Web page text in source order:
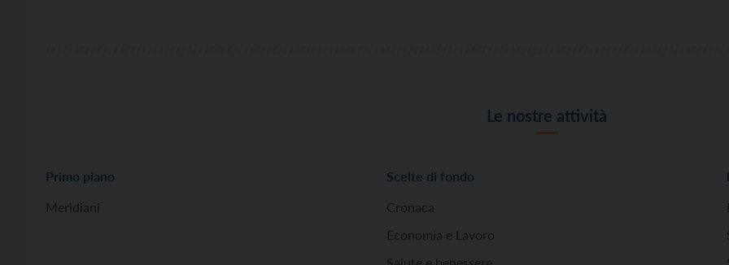
Le nostre attività
Primo piano
Meridiani
Scelte di fondo
Cronaca
Economia e Lavoro